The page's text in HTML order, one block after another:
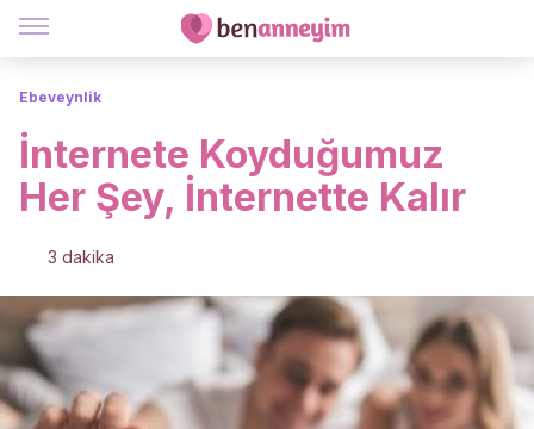
Ebeveynlik
İnternete Koyduğumuz
Her Şey, İnternette Kalır
3 dakika